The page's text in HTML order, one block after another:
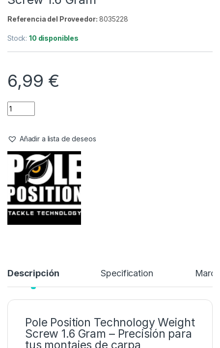
Accesorios
Pole Position Tachnology Weight
Screw 1.6 Gram
Referencia del Proveedor:
Stock:10 disponibles
6,99€